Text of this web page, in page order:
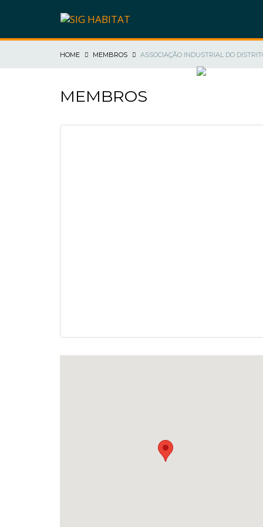
HOME MEMBROS ASSOCIAÇÃO INDUSTRIAL DO
MEMBROS